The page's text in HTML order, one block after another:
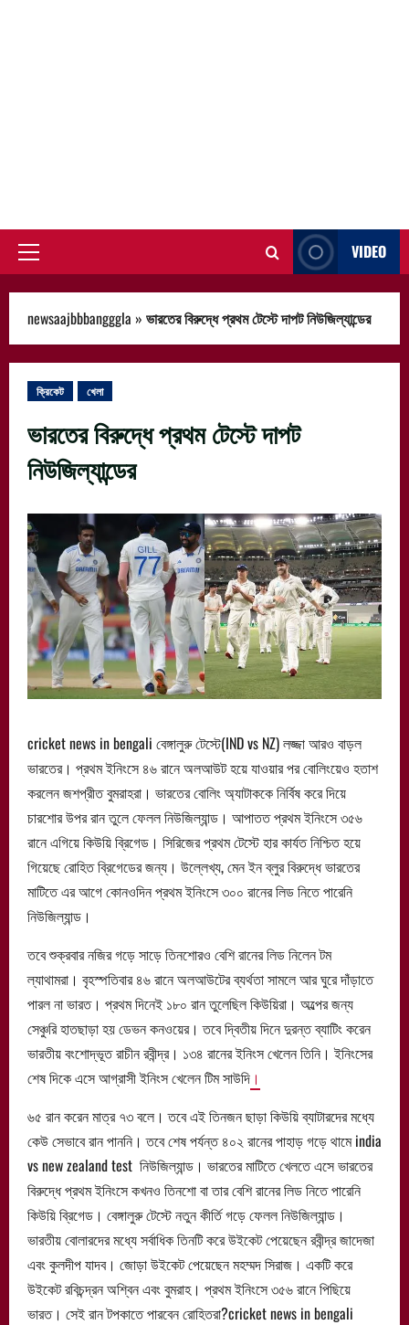
Primary
VIDEO
newsaajbbbangggla » ভারতের বিরুদ্ধে প্রথম টেস্টে দাপট নিউজিল্যান্ডের
ক্রিকেট খেলা
ভারতের বিরুদ্ধে প্রথম টেস্টে দাপট
নিউজিল্যান্ডের
cricket news in bengali বেঙ্গালুরু টেস্টে(IND vs NZ) লজ্জা আরও বাড়ল
ভারতের। প্রথম ইনিংসে ৪৬ রানে অলআউট হয়ে যাওয়ার পর বোলিংয়েও হতাশ
করলেন জশপ্রীত বুমরাহরা। ভারতের বোলিং অ্যাটাককে নির্বিষ করে দিয়ে
চারশোর উপর রান তুলে ফেলল নিউজিল্যান্ড। আপাতত প্রথম ইনিংসে ৩৫৬
রানে এগিয়ে কিউয়ি ব্রিগেড। সিরিজের প্রথম টেস্টে হার কার্যত নিশ্চিত হয়ে
গিয়েছে রোহিত ব্রিগেডের জন্য। উল্লেখ্য, মেন ইন ব্লুর বিরুদ্ধে ভারতের
মাটিতে এর আগে কোনওদিন প্রথম ইনিংসে ৩০০ রানের লিড নিতে পারেনি
নিউজিল্যান্ড।
তবে শুক্রবার নজির গড়ে সাড়ে তিনশোরও বেশি রানের লিড নিলেন টম
ল্যাথামরা। বৃহস্পতিবার ৪৬ রানে অলআউটের ব্যর্থতা সামলে আর ঘুরে দাঁড়াতে
পারল না ভারত। প্রথম দিনেই ১৮০ রান তুলেছিল কিউয়িরা। অল্পের জন্য
সেঞ্চুরি হাতছাড়া হয় ডেভন কনওয়ের। তবে দ্বিতীয় দিনে দুরন্ত ব্যাটিং করেন
ভারতীয় বংশোদ্ভূত রাচীন রবীন্দ্র। ১৩৪ রানের ইনিংস খেলেন তিনি। ইনিংসের
শেষ দিকে এসে আগ্রাসী ইনিংস খেলেন টিম সাউদি ।
৬৫ রান করেন মাত্র ৭৩ বলে। তবে এই তিনজন ছাড়া কিউয়ি ব্যাটারদের মধ্যে
কেউ সেভাবে রান পাননি। তবে শেষ পর্যন্ত ৪০২ রানের পাহাড় গড়ে থামে india
vs new zealand test নিউজিল্যান্ড। ভারতের মাটিতে খেলতে এসে ভারতের
বিরুদ্ধে প্রথম ইনিংসে কখনও তিনশো বা তার বেশি রানের লিড নিতে পারেনি
কিউয়ি ব্রিগেড। বেঙ্গালুরু টেস্টে নতুন কীর্তি গড়ে ফেলল নিউজিল্যান্ড।
ভারতীয় বোলারদের মধ্যে সর্বাধিক তিনটি করে উইকেট পেয়েছেন রবীন্দ্র জাদেজা
এবং কুলদীপ যাদব। জোড়া উইকেট পেয়েছেন মহম্মদ সিরাজ। একটি করে
উইকেট রবিচন্দ্রন অশ্বিন এবং বুমরাহ। প্রথম ইনিংসে ৩৫৬ রানে পিছিয়ে
ভারত। সেই রান টপকাতে পারবেন রোহিতরা?cricket news in bengali